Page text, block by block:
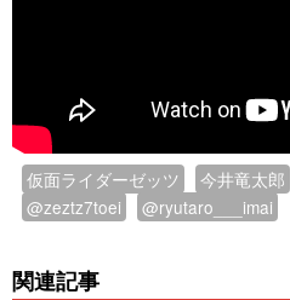
仮面ライダーゼッツ 今井竜太郎
@zeztz7toei
@ryutaro___imai
関連記事